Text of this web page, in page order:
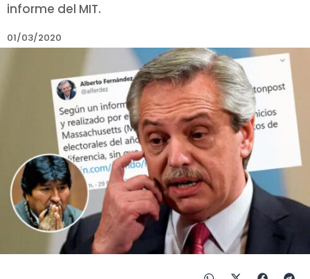
informe del MIT.
01/03/2020